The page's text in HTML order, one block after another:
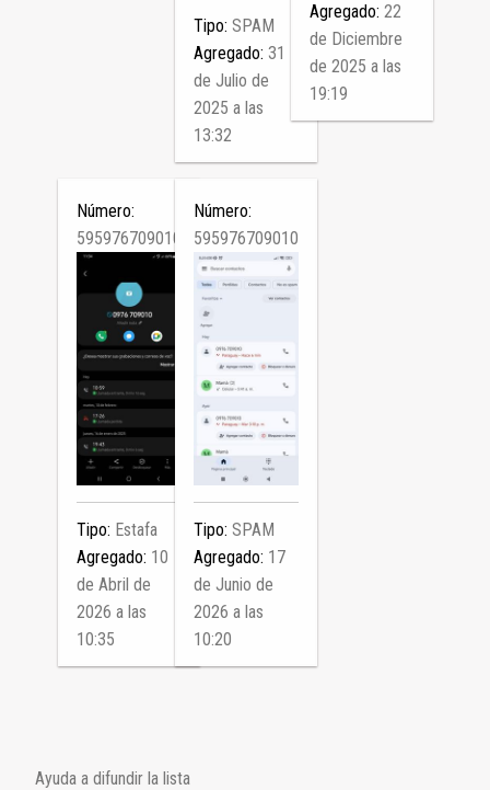
Tipo: SPAM
Agregado: 31
de Julio de
2025 a las
13:32
Agregado: 22
de Diciembre
de 2025 a las
19:19
Número:
595976709010
Tipo: Estafa
Agregado: 10
de Abril de
2026 a las
10:35
Número:
595976709010
Tipo: SPAM
Agregado: 17
de Junio de
2026 a las
10:20
Ayuda a difundir la lista